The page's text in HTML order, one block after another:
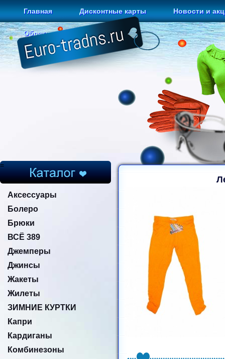
Главная Дисконтные карты Новости и
Обратная связь
=
Аксессуары
Болеро
Брюки
ВСЁ 389
Джемперы
Джинсы
Жакеты
Жилеты
ЗИМНИЕ КУРТКИ
Капри
Кардиганы
Комбинезоны